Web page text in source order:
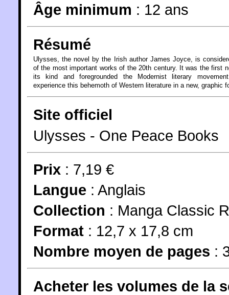
Âge minimum : 12 ans
Résumé
Ulysses, the novel by the Irish author James Joyce, is
of the most important works of the 20th century. It was the first
its kind and foregrounded the Modernist literary
experience this behemoth of Western literature in a new, graphic
Site officiel
Ulysses - One Peace Books
Prix : 7,19 €
Langue : Anglais
Collection : Manga Classic
Format : 12,7 x 17,8 cm
Nombre moyen de pages :
Acheter les volumes de la